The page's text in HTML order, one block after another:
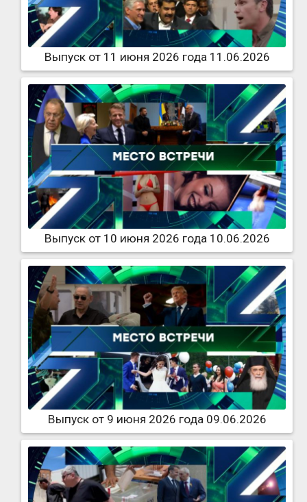
Выпуск от 11 июня 2026 года 11.06.2026
Выпуск от 10 июня 2026 года 10.06.2026
Выпуск от 9 июня 2026 года 09.06.2026